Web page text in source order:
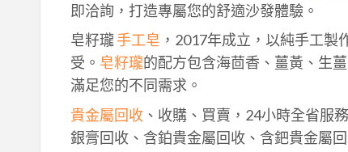
即洽詢，打造專屬您的舒適沙發體驗。
皂籽瓏手工皂 ，2017年成立，以純手工
受。 皂籽瓏的配方包含海茴香、薑黃、生
滿足您的不同需求。
貴金屬回收、收購、買賣，24小時全省服
銀膏回收、含鉑貴金屬回收、含鈀貴金屬